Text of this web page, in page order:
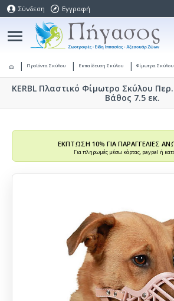
Σύνδεση Εγγραφή
Προϊόντα Σκύλου Εκπαίδευση Σκύλου Φίμωτρα Σκύλου
KERBL Πλαστικό Φίμωτρο Σκύλου
Βάθος 7.5 εκ.
ΕΚΠΤΩΣΗ 10% ΓΙΑ ΠΑΡΑΓΓΕΛΙΕΣ
Για πληρωμές μέσω κάρτας, paypal ή